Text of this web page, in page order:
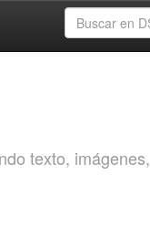
texto, imágenes,